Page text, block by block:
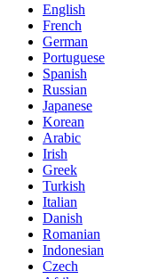
English
French
German
Portuguese
Spanish
Russian
Japanese
Korean
Arabic
Irish
Greek
Turkish
Italian
Danish
Romanian
Indonesian
Czech